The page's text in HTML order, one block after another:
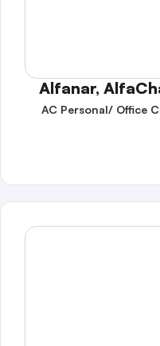
Alfanar,
AC Personal/ Office